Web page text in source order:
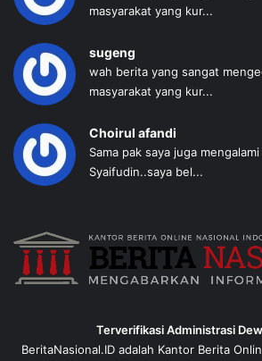
masyarakat yang kur...
sugeng
wah berita yang sangat
masyarakat yang kur...
Choirul afandi
Sama pak saya juga
Syaifudin..saya bel...
Terverifikasi Administrasi
BeritaNasional.ID adalah Kantor Berita